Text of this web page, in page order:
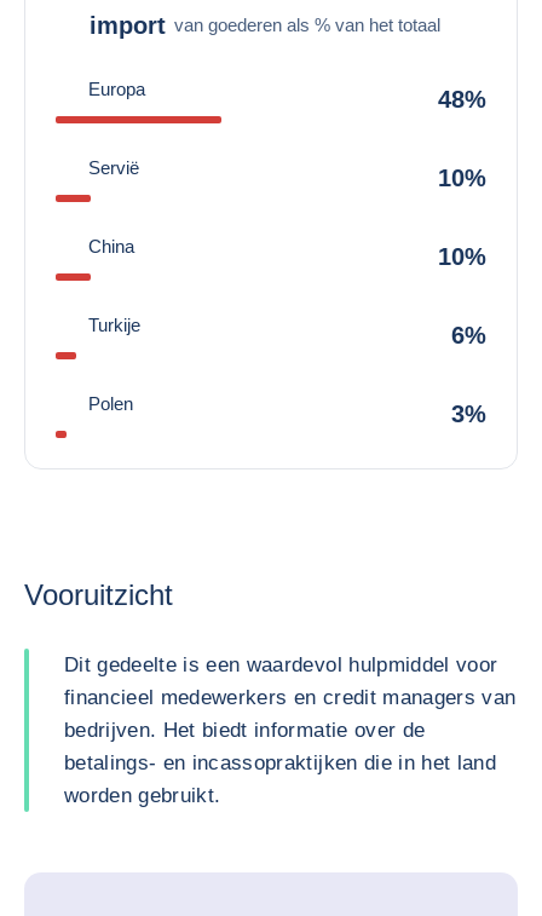
import van goederen als % van het totaal
Europa 48%
Servië 10%
China 10%
Turkije 6%
Polen 3%
Vooruitzicht
Dit gedeelte is een waardevol hulpmiddel voor
financieel medewerkers en credit managers van
bedrijven. Het biedt informatie over de
betalings- en incassopraktijken die in het land
worden gebruikt.